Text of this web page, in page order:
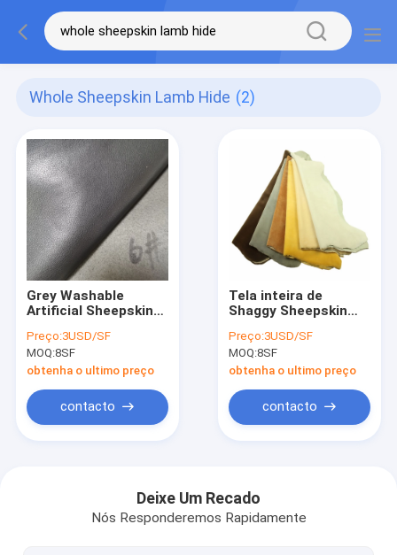
Whole Sheepskin Lamb Hide (2)
Grey Washable
Artificial Sheepskin
para o estofamento
Preço:3USD/SF
MOQ:8SF
obtenha o ultimo preço
contacto
Tela inteira de
Shaggy Sheepskin
decoração da pele de
carneiro do ALCANCE
AZO do GV
Preço:3USD/SF
MOQ:8SF
obtenha o ultimo preço
contacto
Deixe Um Recado
Nós Responderemos Rapidamente